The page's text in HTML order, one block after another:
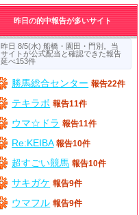
昨日の的中報告が多いサイト
昨日 8/5(水) 船橋・園田・門別。当
サイトが公式配当と確認できた報告
延べ153件
勝馬総合センター 報告22件
テキラボ 報告11件
ウマ☆ドラ 報告11件
Re:KEIBA 報告10件
超すごい競馬 報告10件
サキガケ 報告9件
ウマフル 報告9件